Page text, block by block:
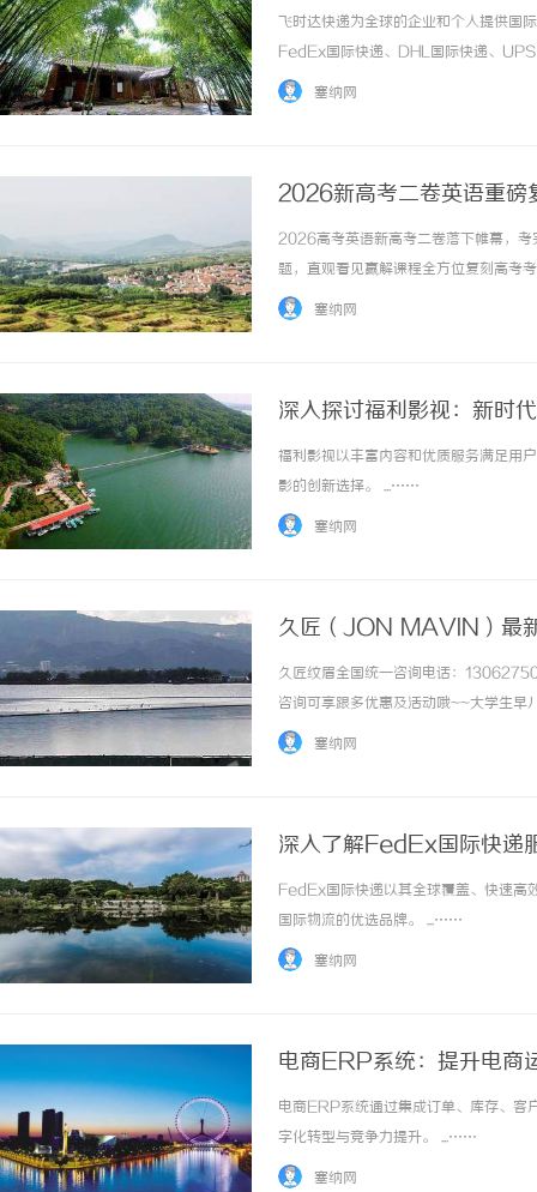
特快资费
飞时达快递为全球的企业和个人提供国
FedEx国际快递、DHL国际快递、
务。序号产品名称发件地目的地e特快
塞纳网
2026新高考二卷英语重磅
拿139.5分！
2026高考英语新高考二卷落下帷幕，考
题，直观看见赢解课程全方位复刻高考
对标，考点覆盖率高达93%，最高可助
塞纳网
深入探讨福利影视：新时
福利影视以丰富内容和优质服务满足用
影的创新选择。 ...……
塞纳网
久匠（JON MAVIN）最
预约I发际线预约
久匠纹眉全国统一咨询电话：
咨询可享跟多优惠及活动哦~~大学生早
又很费时间。在网上搜索了很多攻略，
塞纳网
深入了解FedEx国际快递
FedEx国际快递以其全球覆盖、快速高
国际物流的优选品牌。 ...……
塞纳网
电商ERP系统：提升电商
电商ERP系统通过集成订单、库存、客
字化转型与竞争力提升。 ...……
塞纳网